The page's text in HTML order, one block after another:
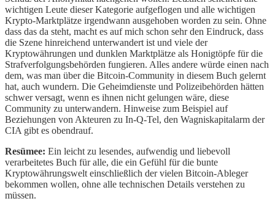
wichtigen Leute dieser Kategorie aufgeflogen und alle wichtigen
Krypto-Marktplätze irgendwann ausgehoben worden zu sein. Ohne
dass das da steht, macht es auf mich schon sehr den Eindruck, dass
die Szene hinreichend unterwandert ist und viele der
Kryptowährungen und dunklen Marktplätze als Honigtöpfe für die
Strafverfolgungsbehörden fungieren. Alles andere würde einen nach
dem, was man über die Bitcoin-Community in diesem Buch gelernt
hat, auch wundern. Die Geheimdienste und Polizeibehörden hätten
schwer versagt, wenn es ihnen nicht gelungen wäre, diese
Community zu unterwandern. Hinweise zum Beispiel auf
Beziehungen von Akteuren zu In-Q-Tel, den Wagniskapitalarm der
CIA gibt es obendrauf.
Resümee: Ein leicht zu lesendes, aufwendig und liebevoll
verarbeitetes Buch für alle, die ein Gefühl für die bunte
Kryptowährungswelt einschließlich der vielen Bitcoin-Ableger
bekommen wollen, ohne alle technischen Details verstehen zu
müssen.